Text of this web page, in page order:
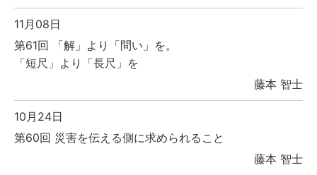
11月08日
第61回 「解」より「問い」を。
「短尺」より「長尺」を
藤本 智士
10月24日
第60回 災害を伝える側に求められること
藤本 智士